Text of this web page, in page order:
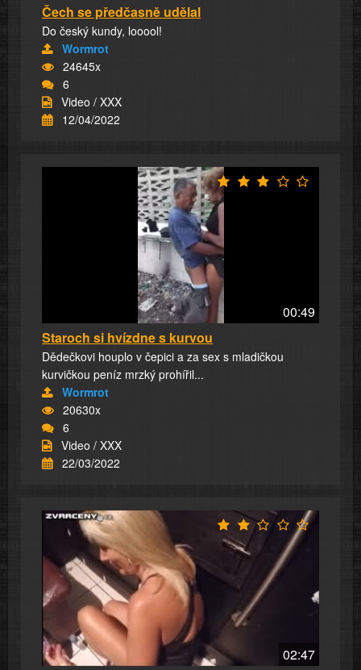
Čech se předčasně udělal
Do český kundy, looool!
Wormrot
24645x
6
Video / XXX
12/04/2022
00:49
Staroch si hvízdne s kurvou
Dědečkovi houplo v čepici a za sex s mladičkou
kurvičkou peníz mrzký prohířil...
Wormrot
20630x
6
Video / XXX
22/03/2022
02:47